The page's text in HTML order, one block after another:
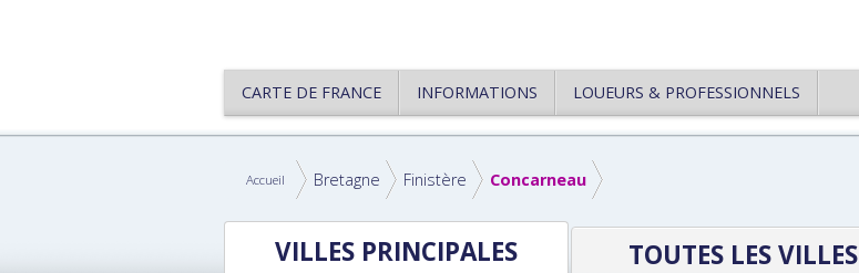
CARTE DE FRANCE INFORMATIONS LOUEURS & PROFESSIONNELS
Accueil Bretagne Finistère Concarneau
VILLES PRINCIPALES TOUTES LES VILLES